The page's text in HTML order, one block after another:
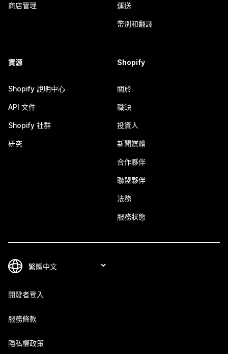
商店管理 運送
幣別和翻譯
資源
Shopify 說明中心
API 文件
Shopify 社群
研究
Shopify
關於
職缺
投資人
新聞媒體
合作夥伴
聯盟夥伴
法務
服務狀態
開發者登入
服務條款
隱私權政策